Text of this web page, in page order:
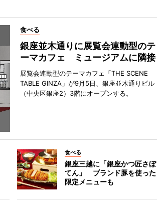
食べる
銀座並木通りに展覧会連動型のテ
ーマカフェ ミュージアムに隣接
展覧会連動型のテーマカフェ「THE SCENE
TABLE GINZA」が9月5日、銀座並木通りビル
（中央区銀座2）3階にオープンする。
食べる
銀座三越に「銀座かつ匠さぼ
てん」 ブランド豚を使った
限定メニューも